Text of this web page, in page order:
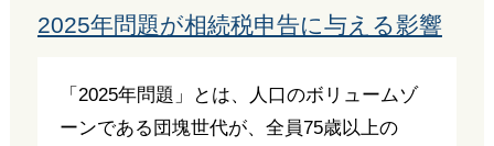
2025年問題が相続税申告に与える影響
「2025年問題」とは、人口のボリュームゾ
ーンである団塊世代が、全員75歳以上の